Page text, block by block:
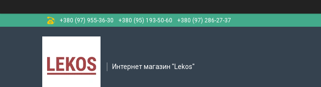
+380 (97) 955-36-30
+380 (95) 193-50-60 +380 (97) 286-27-37
Интернет магазин "Lekos"